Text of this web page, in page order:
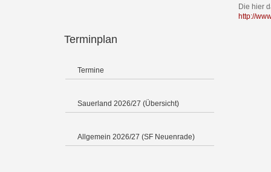
Terminplan
Termine
Sauerland 2026/27 (Übersicht)
Allgemein 2026/27 (SF Neuenrade)
Die hier
http://